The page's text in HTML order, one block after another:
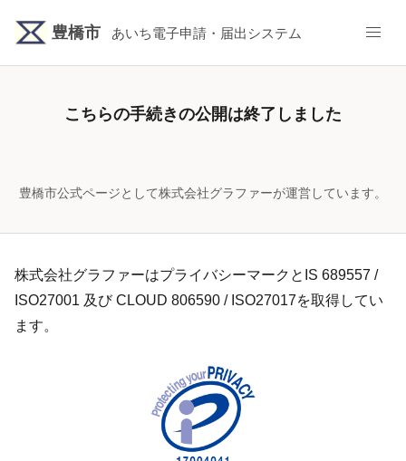
豊橋市 あいち電子申請・届出システム
こちらの手続きの公開は終了しました
豊橋市公式ページとして株式会社グラファーが運営しています。
株式会社グラファーはプライバシーマークとIS 689557 /
ISO27001 及び CLOUD 806590 / ISO27017を取得してい
ます。